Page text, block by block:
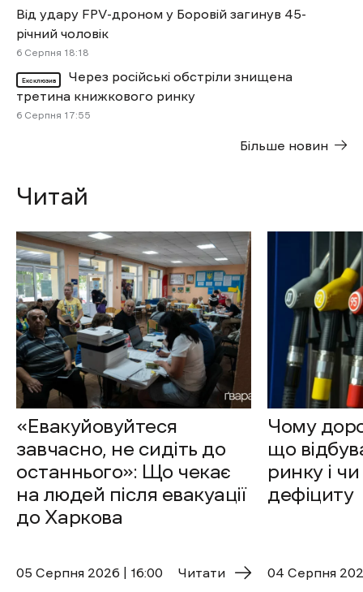
Від удару FPV-дроном у Боровій загинув 45-
річний чоловік
6 Cерпня 18:18
Ексклюзив
Через російські обстріли знищена
третина книжкового ринку
6 Cерпня 17:55
Більше новин
Читай
«Евакуйовуйтеся
завчасно, не сидіть до
останнього»: Що чекає
на людей після евакуації
до Харкова
05 Cерпня 2026 | 16:00 Читати
Чому
що
ринку і
дефіциту
04 Cерпня